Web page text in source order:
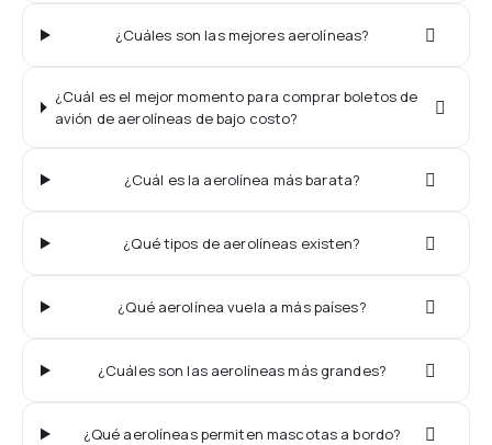
¿Cuáles son las mejores aerolíneas?
¿Cuál es el mejor momento para comprar boletos de
avión de aerolíneas de bajo costo?
¿Cuál es la aerolínea más barata?
¿Qué tipos de aerolíneas existen?
¿Qué aerolínea vuela a más países?
¿Cuáles son las aerolíneas más grandes?
¿Qué aerolíneas permiten mascotas a bordo?